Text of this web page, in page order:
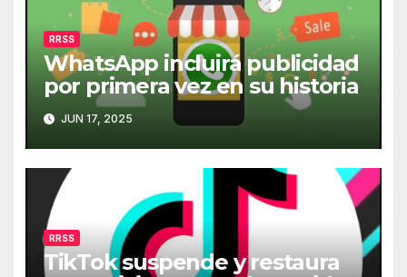
RRSS
WhatsApp incluirá publicidad
por primera vez en su historia
JUN 17, 2025
RRSS
TikTok suspende y restaura